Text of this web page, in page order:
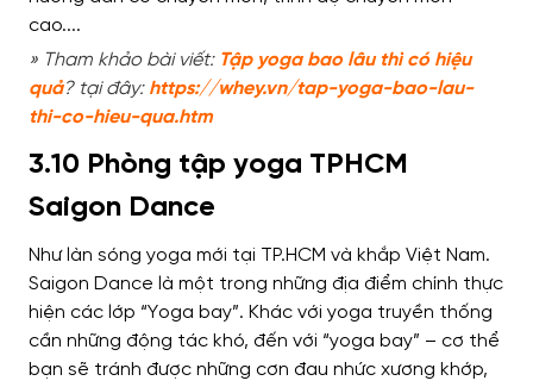
» Tham khảo bài viết: Tập yoga bao lâu thì có hiệu
quả? tại đây: https://whey.vn/tap-yoga-bao-lau-
thi-co-hieu-qua.htm
3.10 Phòng tập yoga TPHCM
Saigon Dance
Như làn sóng yoga mới tại TP.HCM và khắp Việt Nam.
Saigon Dance là một trong những địa điểm chính thực
hiện các lớp “Yoga bay”. Khác với yoga truyền thống
cần những động tác khó, đến với “yoga bay” – cơ thể
bạn sẽ tránh được những cơn đau nhức xương khớp,